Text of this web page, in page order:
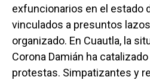
exfuncionarios en el estado
vinculados a presuntos
organizado. En Cuautla, la
Corona Damián ha
protestas. Simpatizantes y